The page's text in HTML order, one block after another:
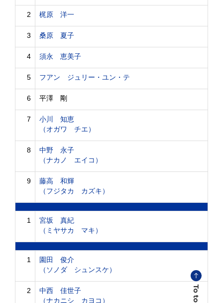
2 梶原 洋一
3 桑原 夏子
4 須永 恵美子
5 フアン ジュリー・ユン・テ
6 平澤 剛
7
小川 知恵
（オガワ チエ）
8
中野 永子
（ナカノ エイコ）
9
藤高 和輝
（フジタカ カズキ）
1
宮坂 真紀
（ミヤサカ マキ）
1
園田 俊介
（ソノダ シュンスケ）
2
中西 佳世子
（ナカニシ カヨコ）